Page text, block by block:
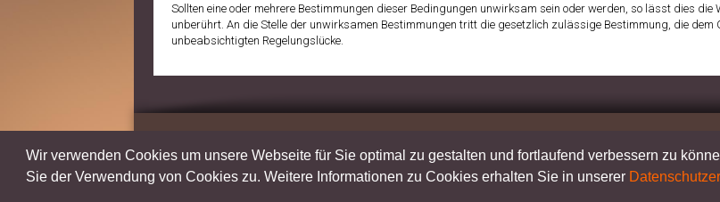
Wir verwenden Cookies um unsere Webseite für Sie optimal zu gestalten und fortlaufend verbessern zu
Sie der Verwendung von Cookies zu. Weitere Informationen zu Cookies erhalten Sie in unserer
Sollten eine oder mehrere Bestimmungen dieser Bedingungen unwirksam sein oder werden, so lässt dies
unberührt. An die Stelle der unwirksamen Bestimmungen tritt die gesetzlich zulässige Bestimmung, die dem
unbeabsichtigten Regelungslücke.
© Copyright Tanzschule Richard